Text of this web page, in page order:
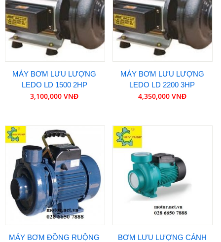
MÁY BƠM LƯU LƯỢNG
LEDO LD 1500 2HP
3,100,000 VNĐ
MÁY BƠM LƯU LƯỢNG
LEDO LD 2200 3HP
4,350,000 VNĐ
MÁY BƠM ĐỒNG RUỘNG BƠM LƯU LƯỢNG CÁNH